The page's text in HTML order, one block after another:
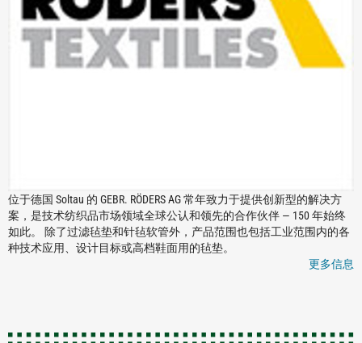
位于德国 Soltau 的 GEBR. RÖDERS AG 常年致力于提供创新型的解决方
案，是技术纺织品市场领域全球公认和领先的合作伙伴 — 150 年始终
如此。 除了过滤毡垫和针毡软管外，产品范围也包括工业范围内的各
种技术应用、设计目标或高档鞋面用的毡垫。
更多信息